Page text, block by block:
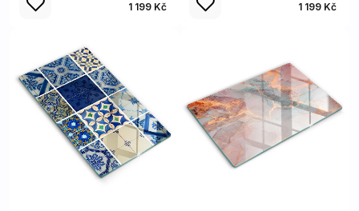
1 199 Kč 1 199 Kč